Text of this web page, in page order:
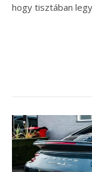
hogy tisztában